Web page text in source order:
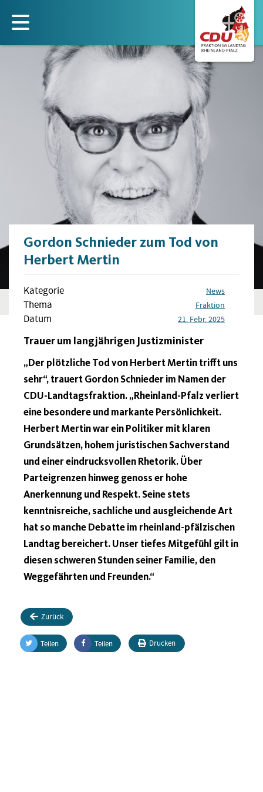
zum
Inhalt
Gordon Schnieder zum Tod von
Herbert Mertin
Kategorie News
Thema Fraktion
Datum 21. Febr. 2025
Trauer um langjährigen Justizminister
„Der plötzliche Tod von Herbert Mertin trifft uns
sehr“, trauert Gordon Schnieder im Namen der
CDU-Landtagsfraktion. „Rheinland-Pfalz verliert
eine besondere und markante Persönlichkeit.
Herbert Mertin war ein Politiker mit klaren
Grundsätzen, hohem juristischen Sachverstand
und einer eindrucksvollen Rhetorik. Über
Parteigrenzen hinweg genoss er hohe
Anerkennung und Respekt. Seine stets
kenntnisreiche, sachliche und ausgleichende Art
hat so manche Debatte im rheinland-pfälzischen
Landtag bereichert. Unser tiefes Mitgefühl gilt in
diesen schweren Stunden seiner Familie, den
Weggefährten und Freunden.“
Zurück
Teilen Teilen Drucken